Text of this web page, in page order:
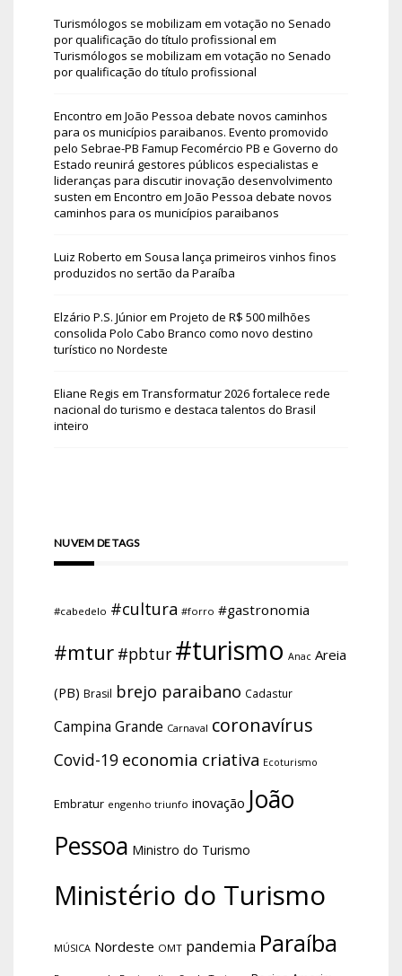
Turismólogos se mobilizam em votação no Senado
por qualificação do título profissional em
Turismólogos se mobilizam em votação no Senado
por qualificação do título profissional
Encontro em João Pessoa debate novos caminhos
para os municípios paraibanos. Evento promovido
pelo Sebrae-PB Famup Fecomércio PB e Governo do
Estado reunirá gestores públicos especialistas e
lideranças para discutir inovação desenvolvimento
susten em Encontro em João Pessoa debate novos
caminhos para os municípios paraibanos
Luiz Roberto em Sousa lança primeiros vinhos finos
produzidos no sertão da Paraíba
Elzário P.S. Júniorem Projeto de R$ 500 milhões
consolida Polo Cabo Branco como novo destino
turístico no Nordeste
Eliane Regis em Transformatur 2026 fortalece rede
nacional do turismo e destaca talentos do Brasil
inteiro
NUVEM DE TAGS
#cabedelo #cultura #forro #gastronomia
#mtur #pbtur #turismo Anac Areia
(PB) Brasil brejo paraibano Cadastur
Campina Grande Carnaval coronavírus
Covid-19 economia criativa Ecoturismo
Embratur engenho triunfo inovação João
Pessoa Ministro do Turismo
Ministério do Turismo
MÚSICA Nordeste OMT pandemia Paraíba